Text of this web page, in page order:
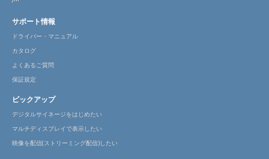
サポート情報
ドライバー・マニュアル
カタログ
よくあるご質問
保証規定
ピックアップ
デジタルサイネージをはじめたい
マルチディスプレイで表示したい
映像を配信(ストリーミング配信)したい